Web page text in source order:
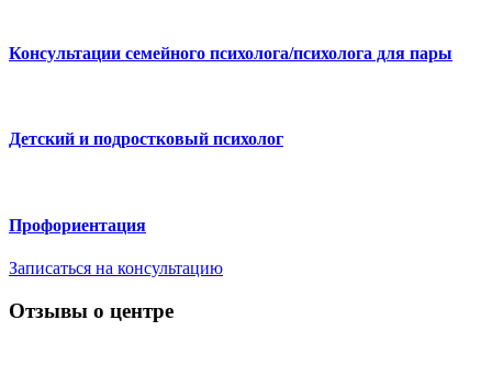
Консультации семейного психолога/психолога для пары
Детский и подростковый психолог
Профориентация
Записаться на консультацию
Отзывы о центре